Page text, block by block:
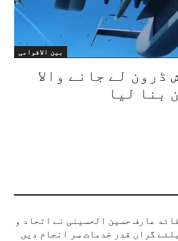
بین الاقوامی
خود کش ڈرون لے جانے والا
بنا لیا
عارف حسین الحسینی نے اتحاد و
گراں قدر خدمات سر انجام دیں